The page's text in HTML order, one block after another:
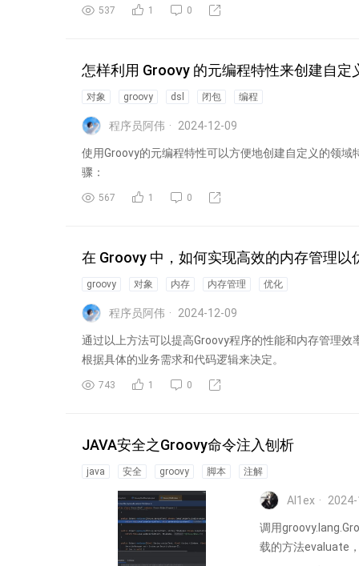
537 1 0
怎样利用 Groovy 的元编程特性来创建自定
对象 groovy dsl 闭包 编程
程序员阿伟 2024-12-09
使用Groovy的元编程特性可以方便地创建自定义的领
骤：
567 1 0
在 Groovy 中，如何实现高效的内存管理以
groovy 对象 内存 内存管理 优化
程序员阿伟 2024-12-09
通过以上方法可以提高Groovy程序的性能和内存管理
根据具体的业务需求和代码逻辑来决定。
743 1 0
JAVA安全之Groovy命令注入刨析
java 安全 groovy 脚本 注解
Al1ex
调用
载的方法evaluate